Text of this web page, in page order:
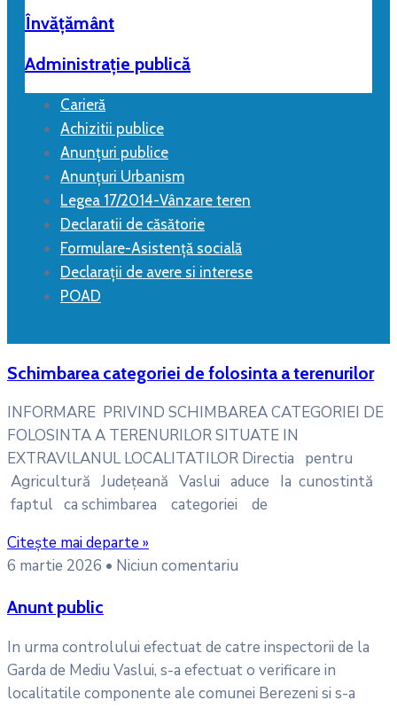
Învățământ
Administrație publică
Carieră
Achizitii publice
Anunțuri publice
Anunțuri Urbanism
Legea 17/2014-Vânzare teren
Declaratii de căsătorie
Formulare-Asistență socială
Declarații de avere si interese
POAD
Schimbarea categoriei de folosinta a terenurilor
INFORMARE PRIVIND SCHIMBAREA CATEGORIEI DE
FOLOSINTA A TERENURILOR SITUATE IN
EXTRAVlLANUL LOCALITATILOR Directia pentru
Agricultură Județeană Vaslui aduce Ia cunostintă
faptul ca schimbarea categoriei de
Citește mai departe »
6 martie 2026
Niciun comentariu
Anunt public
In urma controlului efectuat de catre inspectorii de la
Garda de Mediu Vaslui, s-a efectuat o verificare in
localitatile componente ale comunei Berezeni si s-a